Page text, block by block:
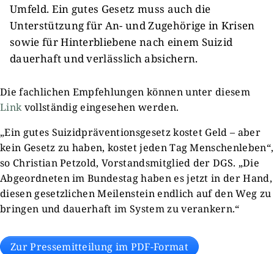
Umfeld. Ein gutes Gesetz muss auch die
Unterstützung für An- und Zugehörige in Krisen
sowie für Hinterbliebene nach einem Suizid
dauerhaft und verlässlich absichern.
Die fachlichen Empfehlungen können unter diesem
Linkvollständig eingesehen werden.
„Ein gutes Suizidpräventionsgesetz kostet Geld – aber
kein Gesetz zu haben, kostet jeden Tag Menschenleben“,
so Christian Petzold, Vorstandsmitglied der DGS. „Die
Abgeordneten im Bundestag haben es jetzt in der Hand,
diesen gesetzlichen Meilenstein endlich auf den Weg zu
bringen und dauerhaft im System zu verankern.“
Zur Pressemitteilung im PDF-Format